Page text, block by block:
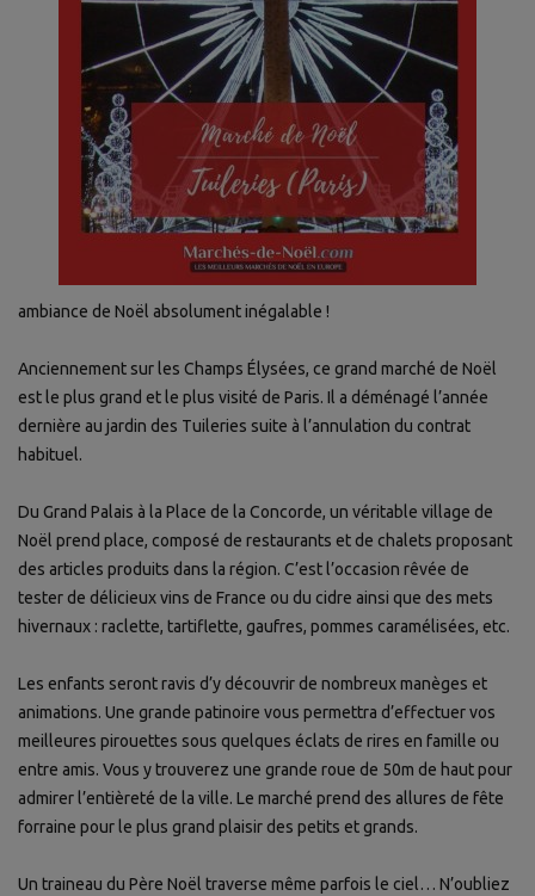
ambiance de Noël absolument inégalable !
Anciennement sur les Champs Élysées, ce grand marché de Noël
est le plus grand et le plus visité de Paris. Il a déménagé l’année
dernière au jardin des Tuileries suite à l’annulation du contrat
habituel.
Du Grand Palais à la Place de la Concorde, un véritable village de
Noël prend place, composé de restaurants et de chalets proposant
des articles produits dans la région. C’est l’occasion rêvée de
tester de délicieux vins de France ou du cidre ainsi que des mets
hivernaux : raclette, tartiflette, gaufres, pommes caramélisées, etc.
Les enfants seront ravis d’y découvrir de nombreux manèges et
animations. Une grande patinoire vous permettra d’effectuer vos
meilleures pirouettes sous quelques éclats de rires en famille ou
entre amis. Vous y trouverez une grande roue de 50m de haut pour
admirer l’entièreté de la ville. Le marché prend des allures de fête
forraine pour le plus grand plaisir des petits et grands.
Un traineau du Père Noël traverse même parfois le ciel… N’oubliez